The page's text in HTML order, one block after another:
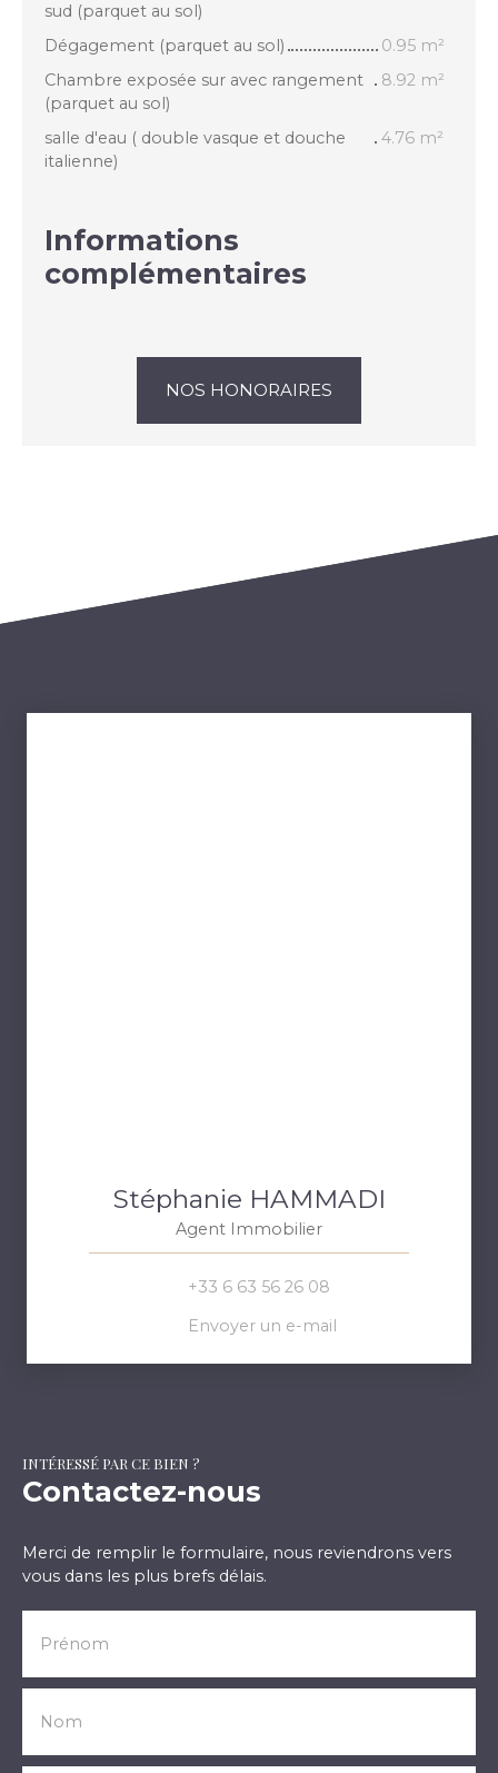
sud (parquet au sol)
Dégagement (parquet au sol)
0.95 m²
Chambre exposée sur avec rangement
(parquet au sol)
8.92 m²
salle d'eau ( double vasque et douche
italienne)
4.76 m²
Informations
complémentaires
NOS HONORAIRES
Stéphanie HAMMADI
Agent Immobilier
+33 6 63 56 26 08
Envoyer un e-mail
INTÉRESSÉ PAR CE BIEN ?
Contactez-nous
Merci de remplir le formulaire, nous reviendrons vers
vous dans les plus brefs délais.
Prénom
Nom